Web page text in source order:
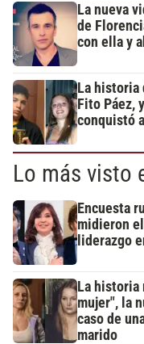
La nueva
de
con ella y
La historia
Fito Páez,
conquistó
Lo más visto
Encuesta
midieron
liderazgo
La historia
mujer", la
caso de
marido